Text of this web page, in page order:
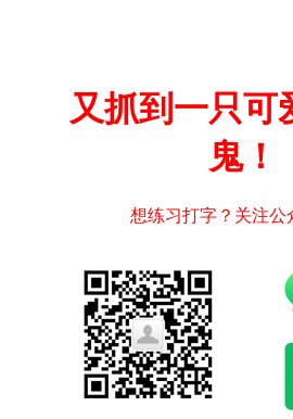
又抓到一只可
鬼！
想练习打字？关注公